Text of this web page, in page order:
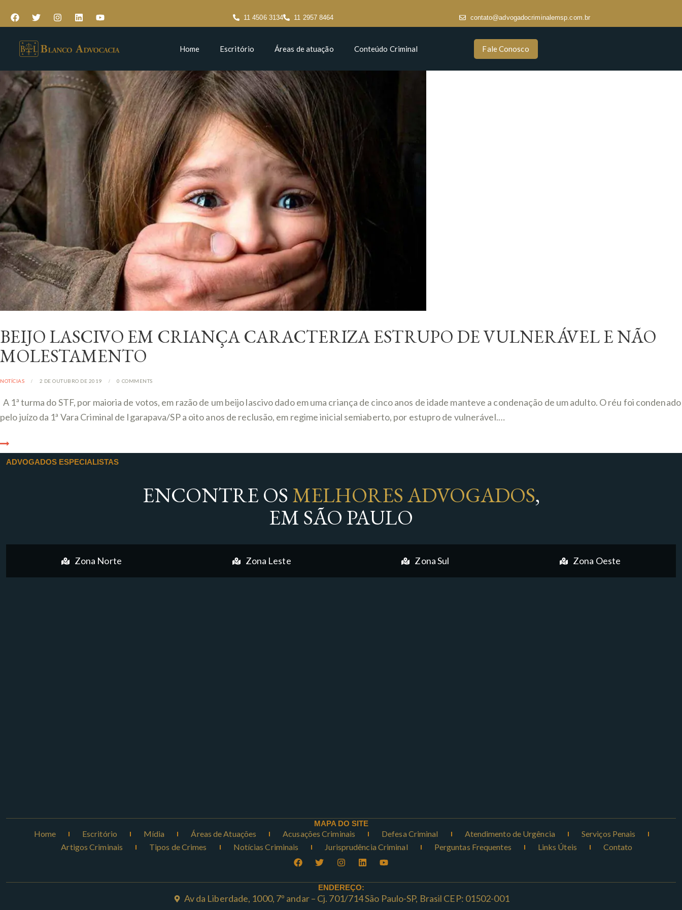
11 4506 3134 11 2957 8464 contato@advogadocriminalemsp.com.br
Home Escritório Áreas de atuação Conteúdo Criminal Fale Conosco
BEIJO LASCIVO EM CRIANÇA CARACTERIZA ESTRUPO DE VULNERÁVEL E NÃO
MOLESTAMENTO
NOTÍCIAS 2 DE OUTUBRO DE 2019 0 COMMENTS
A 1ª turma do STF, por maioria de votos, em razão de um beijo lascivo dado em uma criança de cinco anos de idade manteve a condenação de um adulto. O réu foi condenado
pelo juízo da 1ª Vara Criminal de Igarapava/SP a oito anos de reclusão, em regime inicial semiaberto, por estupro de vulnerável.…
ADVOGADOS ESPECIALISTAS
ENCONTRE OS MELHORES ADVOGADOS,
EM SÃO PAULO
Zona Norte Zona Leste Zona Sul Zona Oeste
MAPA DO SITE
Home Escritório Mídia Áreas de Atuações Acusações Criminais Defesa Criminal Atendimento de Urgência
Serviços Penais
Artigos Criminais
Tipos de Crimes Notícias Criminais Jurisprudência Criminal Perguntas Frequentes Links Úteis Contato
ENDEREÇO:
Av da Liberdade, 1000, 7º andar – Cj. 701/714 São Paulo-SP, Brasil CEP: 01502-001